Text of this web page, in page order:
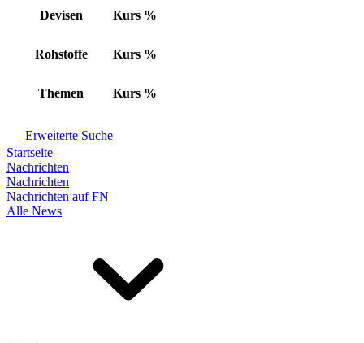
Devisen Kurs %
Rohstoffe Kurs %
Themen Kurs %
Erweiterte Suche
Startseite
Nachrichten
Nachrichten
Nachrichten auf FN
Alle News